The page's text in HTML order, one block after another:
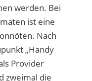
werden. Bei
ist eine
Nach
„Handy
Provider
zweimal die